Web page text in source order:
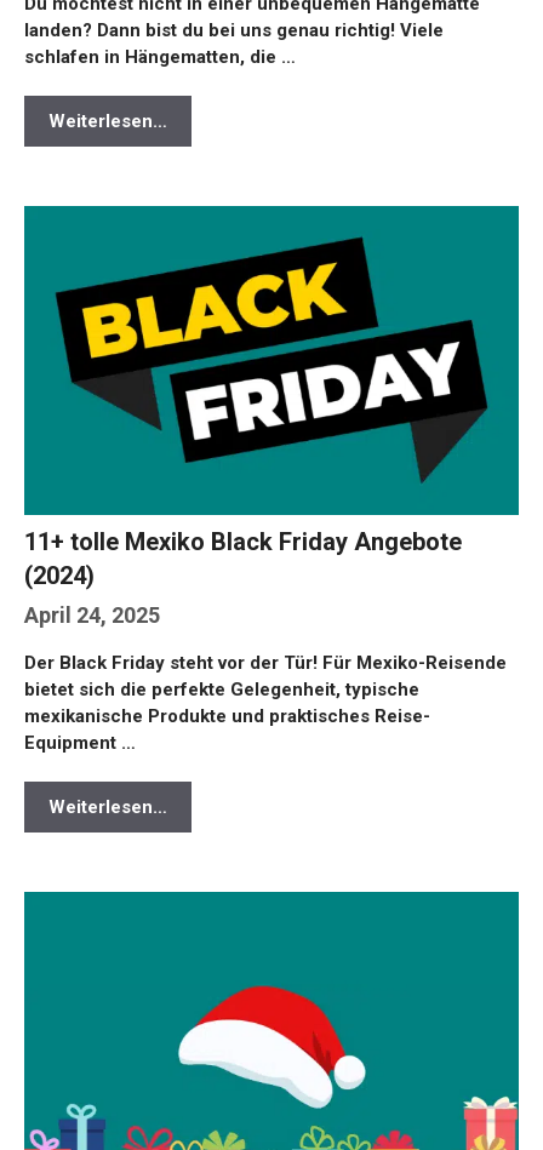
landen? Dann bist du bei uns genau richtig! Viele
schlafen in Hängematten, die …
Weiterlesen…
April 24, 2025
11+ tolle Mexiko Black Friday Angebote
(2024)
Der Black Friday steht vor der Tür! Für Mexiko-Reisende
bietet sich die perfekte Gelegenheit, typische
mexikanische Produkte und praktisches Reise-
Equipment …
Weiterlesen…